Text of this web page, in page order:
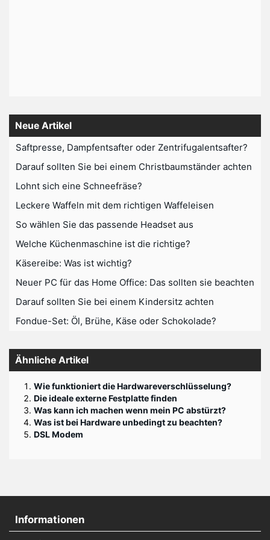
Neue Artikel
Saftpresse, Dampfentsafter oder Zentrifugalentsafter?
Darauf sollten Sie bei einem Christbaumständer achten
Lohnt sich eine Schneefräse?
Leckere Waffeln mit dem richtigen Waffeleisen
So wählen Sie das passende Headset aus
Welche Küchenmaschine ist die richtige?
Käsereibe: Was ist wichtig?
Neuer PC für das Home Office: Das sollten sie beachten
Darauf sollten Sie bei einem Kindersitz achten
Fondue-Set: Öl, Brühe, Käse oder Schokolade?
Ähnliche Artikel
Wie funktioniert die Hardwareverschlüsselung?
Die ideale externe Festplatte finden
Was kann ich machen wenn mein PC abstürzt?
Was ist bei Hardware unbedingt zu beachten?
DSL Modem
Informationen